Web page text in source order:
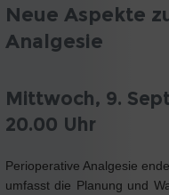
Neue Aspekte
Analgesie
Mittwoch, 9.
20.00 Uhr
Perioperative Analgesie
umfasst die Planung und